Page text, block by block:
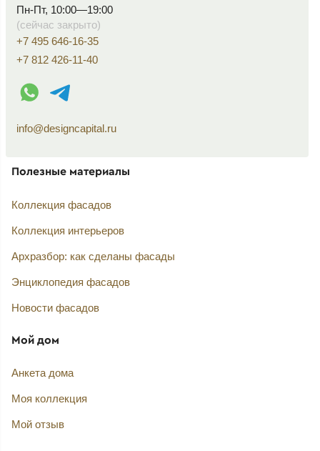
Пн-Пт, 10:00—19:00
(сейчас закрыто)
+7 495 646-16-35
+7 812 426-11-40
WhatsApp контакт
Telegram контакт
info@designcapital.ru
Полезные материалы
Коллекция фасадов
Коллекция интерьеров
Архразбор: как сделаны фасады
Энциклопедия фасадов
Новости фасадов
Мой дом
Анкета дома
Моя коллекция
Мой отзыв